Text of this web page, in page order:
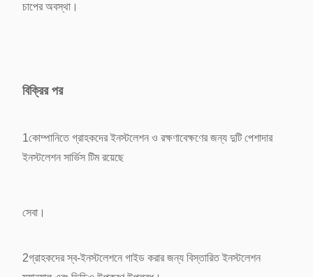
চাপের অবস্থা।
বিক্রির পর
1কোম্পানিতে গ্রাহকদের ইনস্টলেশন ও রক্ষণাবেক্ষণের জন্য দুটি পেশাদার
ইনস্টলেশন সার্ভিস টিম রয়েছে
সেবা।
2গ্রাহকদের স্ব-ইনস্টলেশনে গাইড করার জন্য বিস্তারিত ইনস্টলেশন